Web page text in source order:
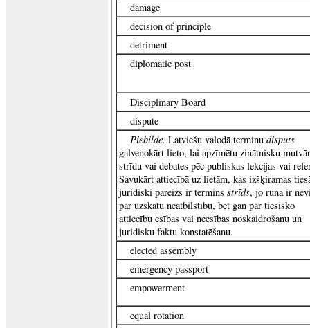
damage
decision of principle
detriment
diplomatic post
Disciplinary Board
dispute
Piebilde. Latviešu valodā terminu disputs
galvenokārt lieto, lai apzīmētu zinātnisku
strīdu vai debates pēc publiskas lekcijas vai
Savukārt attiecībā uz lietām, kas izšķiramas
juridiski pareizs ir termins strīds, jo runa ir
par uzskatu neatbilstību, bet gan par tiesisko
attiecību esības vai neesības noskaidrošanu un
juridisku faktu konstatēšanu.
elected assembly
emergency passport
empowerment
equal rotation